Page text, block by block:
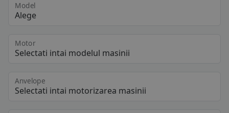
Model
Motor
Anvelope